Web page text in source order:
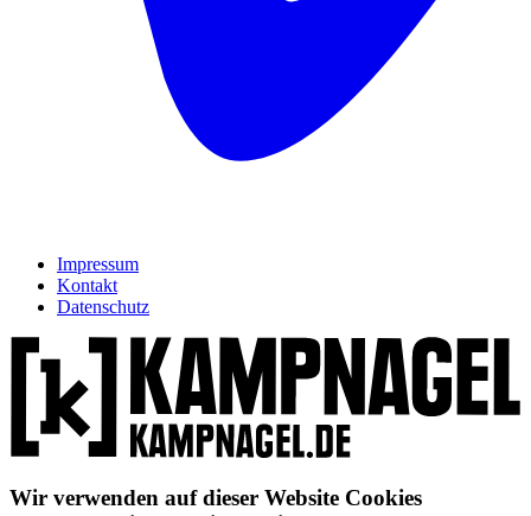
Impressum
Kontakt
Datenschutz
Wir verwenden auf dieser Website Cookies